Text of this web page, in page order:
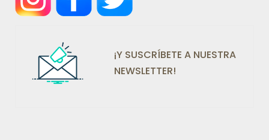
¡Y SUSCRÍBETE A NUESTRA
NEWSLETTER!